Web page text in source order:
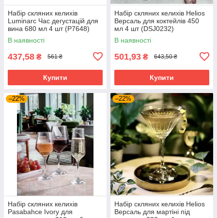
Набір скляних келихів
Luminarc Час дегустацій для
вина 680 мл 4 шт (P7648)
В наявності
437,58 ₴ 561 ₴
Купити
Набір скляних келихів Helios
Версаль для коктейлів 450
мл 4 шт (DSJ0232)
В наявності
501,93 ₴ 643,50 ₴
Купити
–22%
Набір скляних келихів
Pasabahce Ivory для
–22%
Набір скляних келихів Helios
Версаль для мартіні під